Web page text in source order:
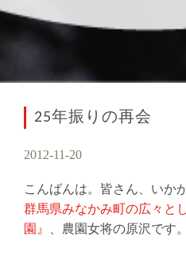
25年振りの再会
2012-11-20
こんばんは。皆さん、いか
群馬県みなかみ町の広々と
園』
、農園女将の原沢です。